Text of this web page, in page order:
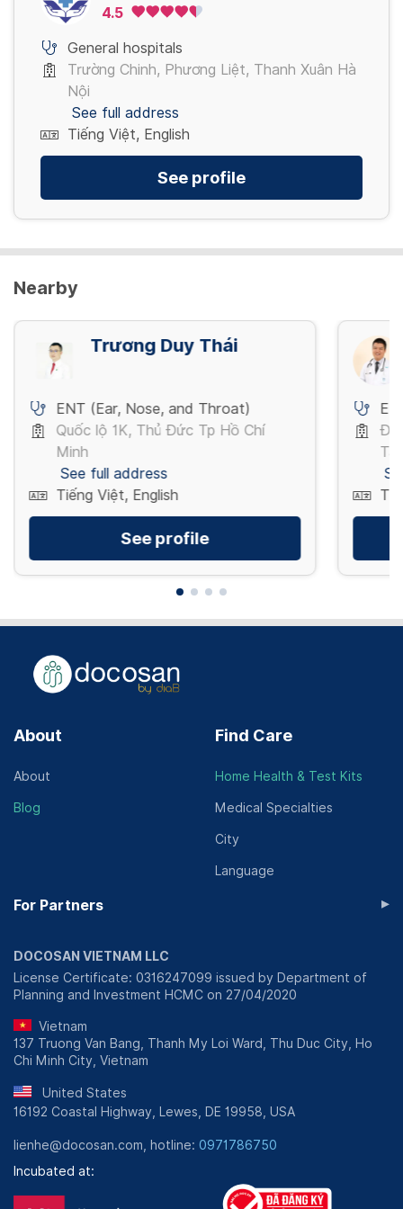
View more
View more
4.5
General hospitals
Trường Chinh, Phương Liệt, Thanh Xuân Hà
Nội
See full address
Tiếng Việt, English
See profile
Nearby
Trương Duy Thái
ENT (Ear, Nose, and Throat)
Quốc lộ 1K, Thủ Đức Tp Hồ Chí
Minh
See full address
Tiếng Việt, English
See profile
About
About
Blog
Find Care
Home Health & Test Kits
Medical Specialties
City
Language
For Partners ▸
DOCOSAN VIETNAM LLC
License Certificate: 0316247099 issued by Department of
Planning and Investment HCMC on 27/04/2020
Vietnam
137 Truong Van Bang, Thanh My Loi Ward, Thu Duc City, Ho
Chi Minh City, Vietnam
United States
16192 Coastal Highway, Lewes, DE 19958, USA
lienhe@docosan.com, hotline: 0971786750
Incubated at: